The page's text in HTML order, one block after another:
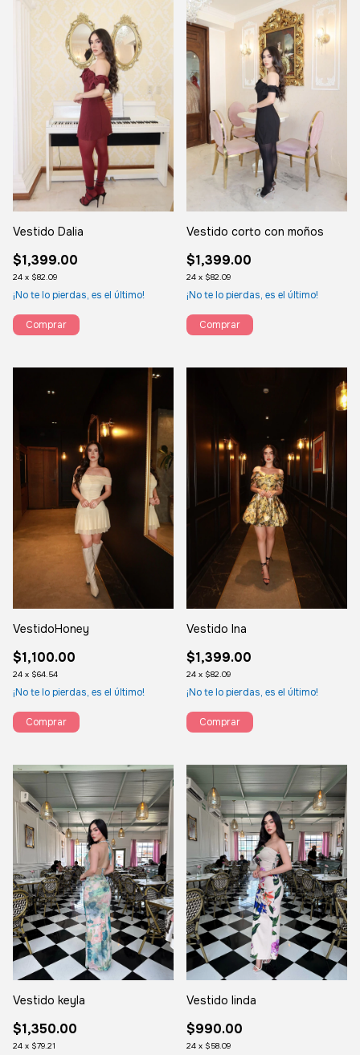
Vestido Dalia
$1,399.00
24 x $82.09
¡No te lo pierdas, es el último!
Comprar
Vestido corto con moños
$1,399.00
24 x $82.09
¡No te lo pierdas, es el último!
Comprar
VestidoHoney
$1,100.00
24 x $64.54
¡No te lo pierdas, es el último!
Comprar
Vestido Ina
$1,399.00
24 x $82.09
¡No te lo pierdas, es el último!
Comprar
Vestido keyla
$1,350.00
24 x $79.21
Vestido linda
$990.00
24 x $58.09